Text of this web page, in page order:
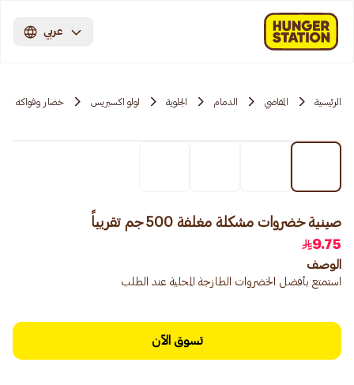
عربي
الرئيسية المقاضي الدمام الجلوية لولو اكسبريس خضار وفواكه
صينية خضروات مشكلة مغلفة 500 جم تقريباً
9.75
الوصف
استمتع بأفضل الخضروات الطازجة المحلية عند الطلب
تسوق الآن